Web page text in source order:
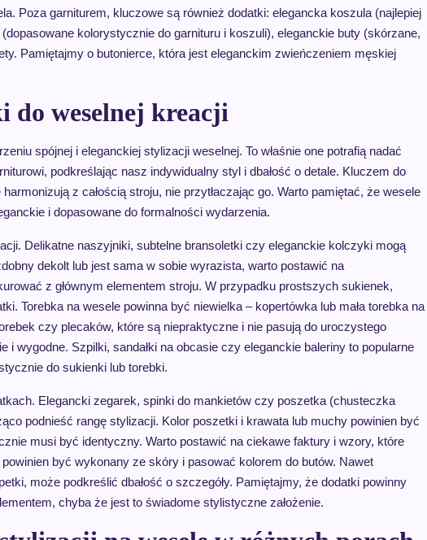
Poza garniturem, kluczowe są również dodatki: elegancka koszula (najlepiej
kolorystycznie do garnituru i koszuli), eleganckie buty (skórzane,
Pamiętajmy o butonierce, która jest eleganckim zwieńczeniem męskiej
do weselnej kreacji
spójnej i eleganckiej stylizacji weselnej. To właśnie one potrafią nadać
podkreślając nasz indywidualny styl i dbałość o detale. Kluczem do
z całością stroju, nie przytłaczając go. Warto pamiętać, że wesele
i dopasowane do formalności wydarzenia.
Delikatne naszyjniki, subtelne bransoletki czy eleganckie kolczyki mogą
dekolt lub jest sama w sobie wyrazista, warto postawić na
z głównym elementem stroju. W przypadku prostszych sukienek,
Torebka na wesele powinna być niewielka – kopertówka lub mała torebka na
czy plecaków, które są niepraktyczne i nie pasują do uroczystego
i wygodne. Szpilki, sandałki na obcasie czy eleganckie baleriny to popularne
do sukienki lub torebki.
Elegancki zegarek, spinki do mankietów czy poszetka (chusteczka
podnieść rangę stylizacji. Kolor poszetki i krawata lub muchy powinien być
musi być identyczny. Warto postawić na ciekawe faktury i wzory, które
być wykonany ze skóry i pasować kolorem do butów. Nawet
może podkreślić dbałość o szczegóły. Pamiętajmy, że dodatki powinny
chyba że jest to świadome stylistyczne założenie.